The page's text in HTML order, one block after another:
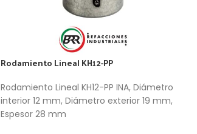
Rodamiento Lineal KH12-PP
Rodamiento Lineal KH12-PP INA, Diámetro
interior 12 mm, Diámetro exterior 19 mm,
Espesor 28 mm